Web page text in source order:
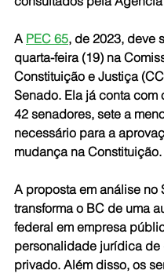
A PEC 65, de 2023, deve
quarta-feira (19) na
Constituição e Justiça
Senado. Ela já conta com
42 senadores, sete a
necessário para a
mudança na Constituição.
A proposta em análise no
transforma o BC de uma
federal em empresa
personalidade jurídica de
privado. Além disso, os